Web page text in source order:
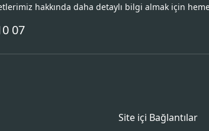
hakkında daha detaylı bilgi almak için
07
Site içi Bağlantılar